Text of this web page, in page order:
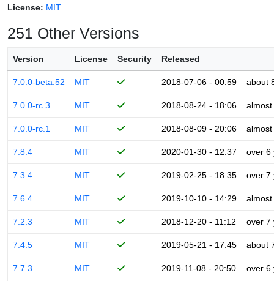
License: MIT
251 Other Versions
Version License Security Released
7.0.0-beta.52 MIT 2018-07-06 - 00:59 about
7.0.0-rc.3 MIT 2018-08-24 - 18:06
7.0.0-rc.1 MIT 2018-08-09 - 20:06
7.8.4 MIT 2020-01-30 - 12:37 over 6
7.3.4 MIT 2019-02-25 - 18:35 over 7
7.6.4 MIT 2019-10-10 - 14:29
7.2.3 MIT 2018-12-20 - 11:12 over 7
7.4.5 MIT 2019-05-21 - 17:45 about
7.7.3 MIT 2019-11-08 - 20:50 over 6